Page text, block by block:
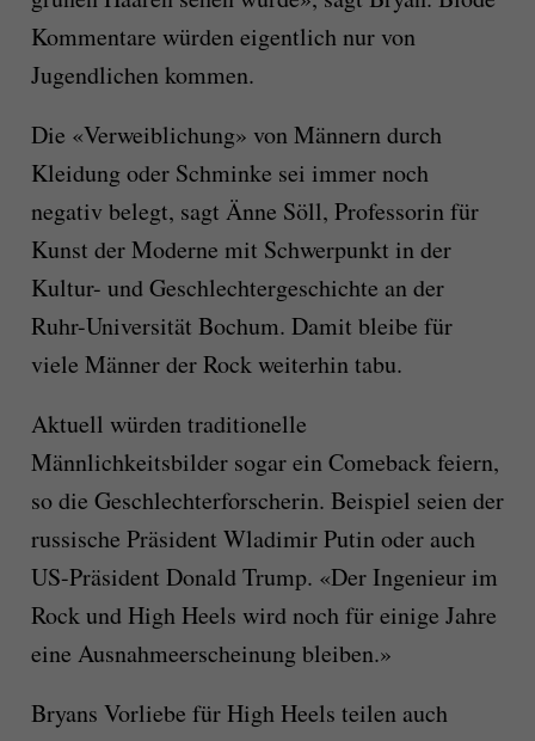
Kommentare würden eigentlich nur von
Jugendlichen kommen.
Die «Verweiblichung» von Männern durch
Kleidung oder Schminke sei immer noch
negativ belegt, sagt Änne Söll, Professorin für
Kunst der Moderne mit Schwerpunkt in der
Kultur- und Geschlechtergeschichte an der
Ruhr-Universität Bochum. Damit bleibe für
viele Männer der Rock weiterhin tabu.
Aktuell würden traditionelle
Männlichkeitsbilder sogar ein Comeback feiern,
so die Geschlechterforscherin. Beispiel seien der
russische Präsident Wladimir Putin oder auch
US-Präsident Donald Trump. «Der Ingenieur im
Rock und High Heels wird noch für einige Jahre
eine Ausnahmeerscheinung bleiben.»
Bryans Vorliebe für High Heels teilen auch